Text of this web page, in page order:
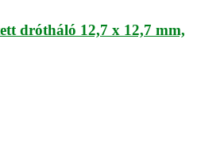
drótháló 12,7 x 12,7 mm,